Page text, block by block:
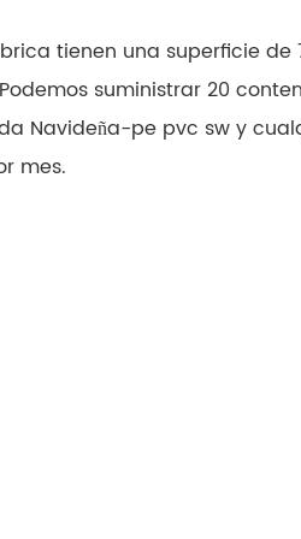
tienen una superficie de
suministrar 20
Navideña-pe pvc sw y
mes.